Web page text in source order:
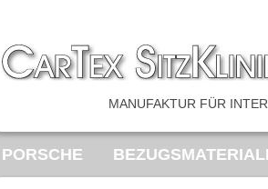
MANUFAKTUR FÜR
PORSCHE